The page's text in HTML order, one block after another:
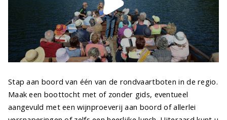
Stap aan boord van één van de rondvaartboten in de regio.
Maak een boottocht met of zonder gids, eventueel
aangevuld met een wijnproeverij aan boord of allerlei